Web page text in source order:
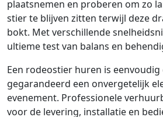
plaatsnemen en proberen om zo
stier te blijven zitten terwijl deze
bokt. Met verschillende
ultieme test van balans en
Een rodeostier huren is eenvoudig
gegarandeerd een onvergetelijk
evenement. Professionele
voor de levering, installatie en